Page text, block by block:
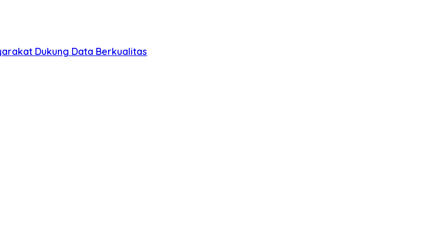
Dukung Data Berkualitas